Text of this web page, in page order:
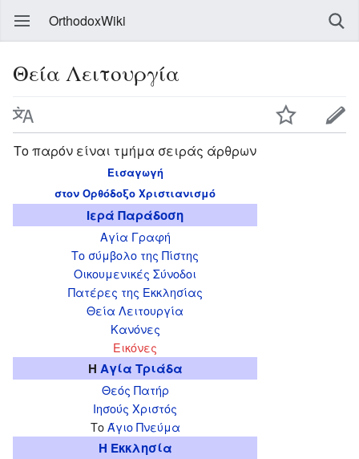
OrthodoxWiki
Θεία Λειτουργία
Το παρόν είναι τμήμα σειράς άρθρων
Εισαγωγή
στον Ορθόδοξο Χριστιανισμό
Ιερά Παράδοση
Αγία Γραφή
Το σύμβολο της Πίστης
Οικουμενικές Σύνοδοι
Πατέρες της Εκκλησίας
Θεία Λειτουργία
Κανόνες
Εικόνες
Η Αγία Τριάδα
Θεός Πατήρ
Ιησούς Χριστός
ΤοΆγιο Πνεύμα
Η Εκκλησία